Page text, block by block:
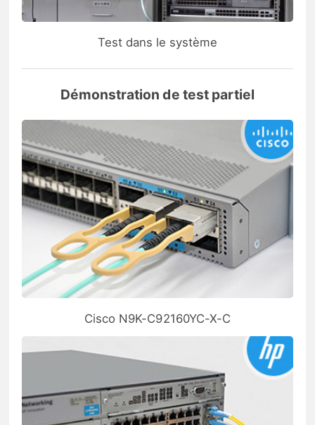
Test dans le système
Démonstration de test partiel
Cisco N9K-C92160YC-X-C